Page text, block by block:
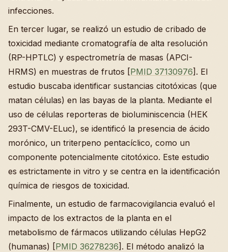
infecciones.
En tercer lugar, se realizó un estudio de cribado de
toxicidad mediante cromatografía de alta resolución
(RP-HPTLC) y espectrometría de masas (APCI-
HRMS) en muestras de frutos [PMID 37130976]. El
estudio buscaba identificar sustancias citotóxicas (que
matan células) en las bayas de la planta. Mediante el
uso de células reporteras de bioluminiscencia (HEK
293T-CMV-ELuc), se identificó la presencia de ácido
morónico, un triterpeno pentacíclico, como un
componente potencialmente citotóxico. Este estudio
es estrictamente in vitro y se centra en la identificación
química de riesgos de toxicidad.
Finalmente, un estudio de farmacovigilancia evaluó el
impacto de los extractos de la planta en el
metabolismo de fármacos utilizando células HepG2
(humanas) [PMID 36278236]. El método analizó la